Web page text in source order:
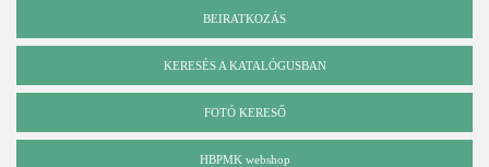
BEIRATKOZÁS
Katalógus
KERESÉS A KATALÓGUSBAN
FOTÓ KERESŐ
HBPMK webshop